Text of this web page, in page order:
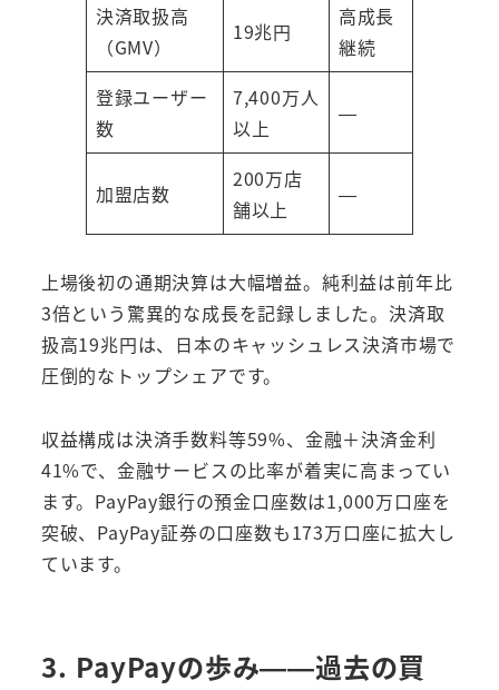
決済取扱高
（GMV）
19兆円
高成長
継続
登録ユーザー
数
7,400万人
以上
—
加盟店数
200万店
舗以上
—
上場後初の通期決算は大幅増益。純利益は前年比
3倍という驚異的な成長を記録しました。決済取
扱高19兆円は、日本のキャッシュレス決済市場で
圧倒的なトップシェアです。
収益構成は決済手数料等59%、金融＋決済金利
41%で、金融サービスの比率が着実に高まってい
ます。PayPay銀行の預金口座数は1,000万口座を
突破、PayPay証券の口座数も173万口座に拡大し
ています。
3. PayPayの歩み——過去の買